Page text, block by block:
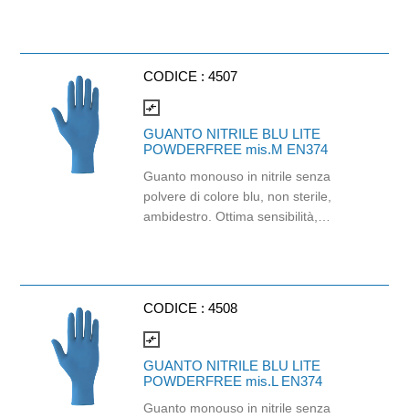
Blade ha il bordo ricurvo ed una
ergonomica dentatura. La sua forma
infatti assicura una rasatura
confortevole e dalla maggiore durata,
CODICE : 4507
compare_arrows
GUANTO NITRILE BLU LITE
POWDERFREE mis.M EN374
Guanto monouso in nitrile senza
polvere di colore blu, non sterile,
ambidestro. Ottima sensibilità,
(EU) 2016/425) Adatti al contatto con
gli alimenti in accordo col regolamento
(EC) No 1935/2004 e con
regolamento della Commissione
CODICE : 4508
compare_arrows
GUANTO NITRILE BLU LITE
POWDERFREE mis.L EN374
Guanto monouso in nitrile senza